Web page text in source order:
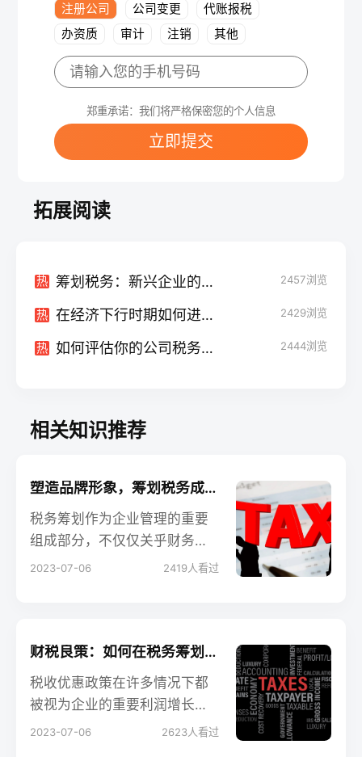
注册公司 公司变更
代账报税
办资质
审计 注销 其他
郑重承诺：我们将严格保密您的个人信息
立即提交
拓展阅读
热 筹划税务：新兴企业的挑战与机遇 2457浏览
热 在经济下行时期如何进行有效的公司税务筹划：稳中求进，化危为机 2429浏览
热 如何评估你的公司税务筹划效果：洞察成效，优化策略 2444浏览
相关知识推荐
塑造品牌形象，筹划税务成关键
税务筹划作为企业管理的重要
组成部分，不仅仅关乎财务和
税务效益，还对企业的品牌形
业老板和创业者提供有益的指
导。
2023-07-06 2419人看过
财税良策：如何在税务筹划中最大化利用税收优惠政策
税收优惠政策在许多情况下都
被视为企业的重要利润增长引
擎，为企业节省成本，促进创
2023-07-06 2623人看过